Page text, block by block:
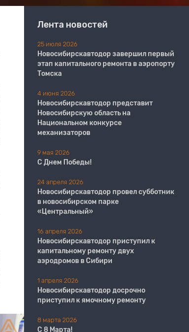
Лента новостей
25 июля 2026
Новосибирскавтодор завершил первый
этап капитального ремонта в аэропорту
Томска
4 июня 2026
Новосибирскавтодор представит
Новосибирскую область на
Национальном конкурсе
механизаторов
9 мая 2026
С Днем Победы!
24 апреля 2026
Новосибирскавтодор провел субботник
в новосибирском парке
«Центральный»
16 апреля 2026
Новосибирскавтодор приступил к
капитальному ремонту двух
аэродромов в Сибири
1 апреля 2026
Новосибирскавтодор досрочно
приступил к ямочному ремонту
8 марта 2026
С 8 Марта!